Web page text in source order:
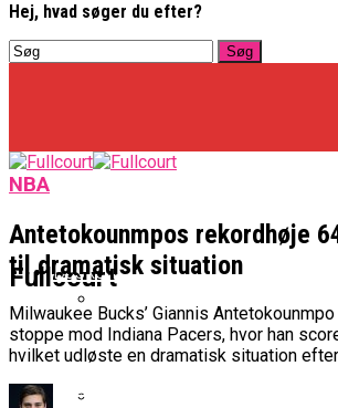
Hej, hvad søger du efter?
Fullcourt
Basketligaen
Officielt: Vejen Gafler
NBA
NBA
Antetokounmpos rekordhøje
til dramatisk situation
Milwaukee Bucks’ Giannis
stoppe mod Indiana Pacers, hvor han
hvilket udløste en dramatisk situation